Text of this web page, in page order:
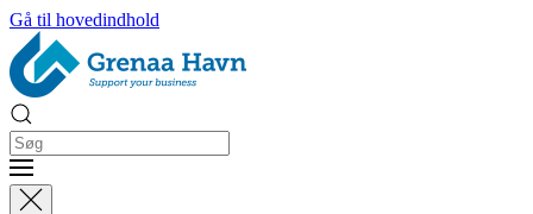
Gå til hovedindhold